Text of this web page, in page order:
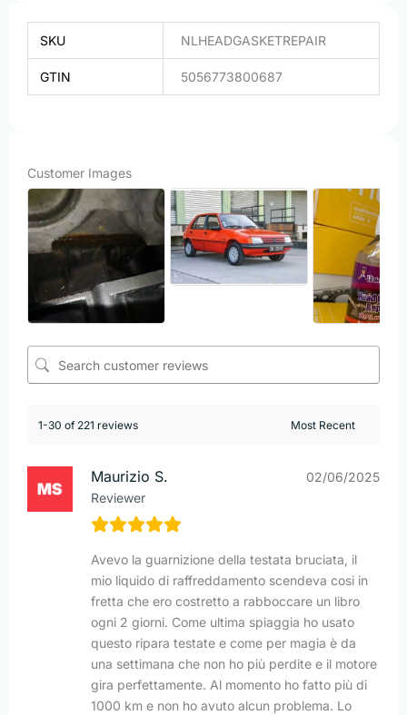
SKU NLHEADGASKETREPAIR
GTIN 5056773800687
Customer Images
1-30 of 221 reviews
Maurizio S.
Reviewer
02/06/2025
Avevo la guarnizione della testata bruciata, il
mio liquido di raffreddamento scendeva cosi in
fretta che ero costretto a rabboccare un libro
ogni 2 giorni. Come ultima spiaggia ho usato
questo ripara testate e come per magia è da
una settimana che non ho più perdite e il motore
gira perfettamente. Al momento ho fatto più di
1000 km e non ho avuto alcun problema. Lo